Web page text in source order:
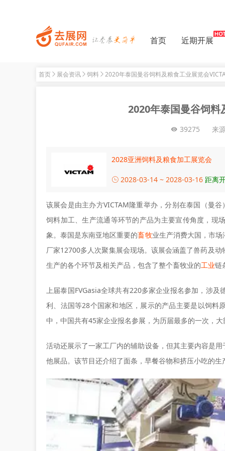
首页 近期开展
首页 展会资讯 饲料 2020年泰国曼谷饲料及粮食工业展览会
2020年泰国曼谷饲
39275 来
2028亚洲饲料及粮食加工展览会
2028-03-14 ~ 2028-03-16 距离
该展会是由主办方VICTAM隆重举办，分别在泰国（曼
饲料加工、生产流通等环节的产品为主要宣传角度，现
象。泰国是东南亚地区重要的畜牧业生产消费大国，市
厂家12700多人次聚集展会现场。该展会涵盖了兽药及
生产的各个环节及相关产品，包含了整个畜牧业的工业链
上届泰国FVGasia全球共有220多家企业报名参加，涉
利、法国等28个国家和地区，展示的产品主要是以饲料
中，中国共有45家企业报名参展，为历届最多的一次，
活动还展示了一家工厂内的辅助设备，但其主要内容是
他展品。该节目还介绍了面条，早餐谷物和挤压小吃的生